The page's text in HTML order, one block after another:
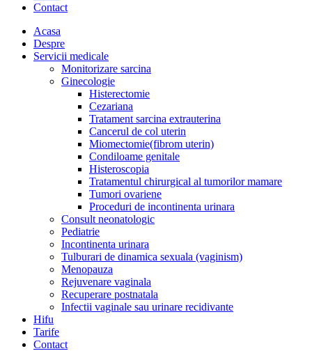
Contact
Acasa
Despre
Servicii medicale
Monitorizare sarcina
Ginecologie
Histerectomie
Cezariana
Tratament sarcina extrauterina
Cancerul de col uterin
Miomectomie(fibrom uterin)
Condiloame genitale
Histeroscopia
Tratamentul chirurgical al tumorilor mamare
Tumori ovariene
Proceduri de incontinenta urinara
Consult neonatologic
Pediatrie
Incontinenta urinara
Tulburari de dinamica sexuala (vaginism)
Menopauza
Rejuvenare vaginala
Recuperare postnatala
Infectii vaginale sau urinare recidivante
Hifu
Tarife
Contact